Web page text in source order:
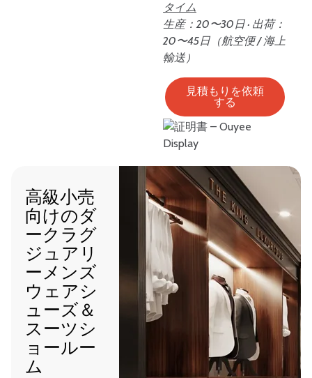
タイム
生産：20〜30日 · 出荷：
20〜45日（航空便 / 海上
輸送）
見積もりを依頼
する
高級小売
向けのダ
ークラグ
ジュアリ
ーメンズ
ウェアシ
ューズ＆
スーツシ
ョールー
ム